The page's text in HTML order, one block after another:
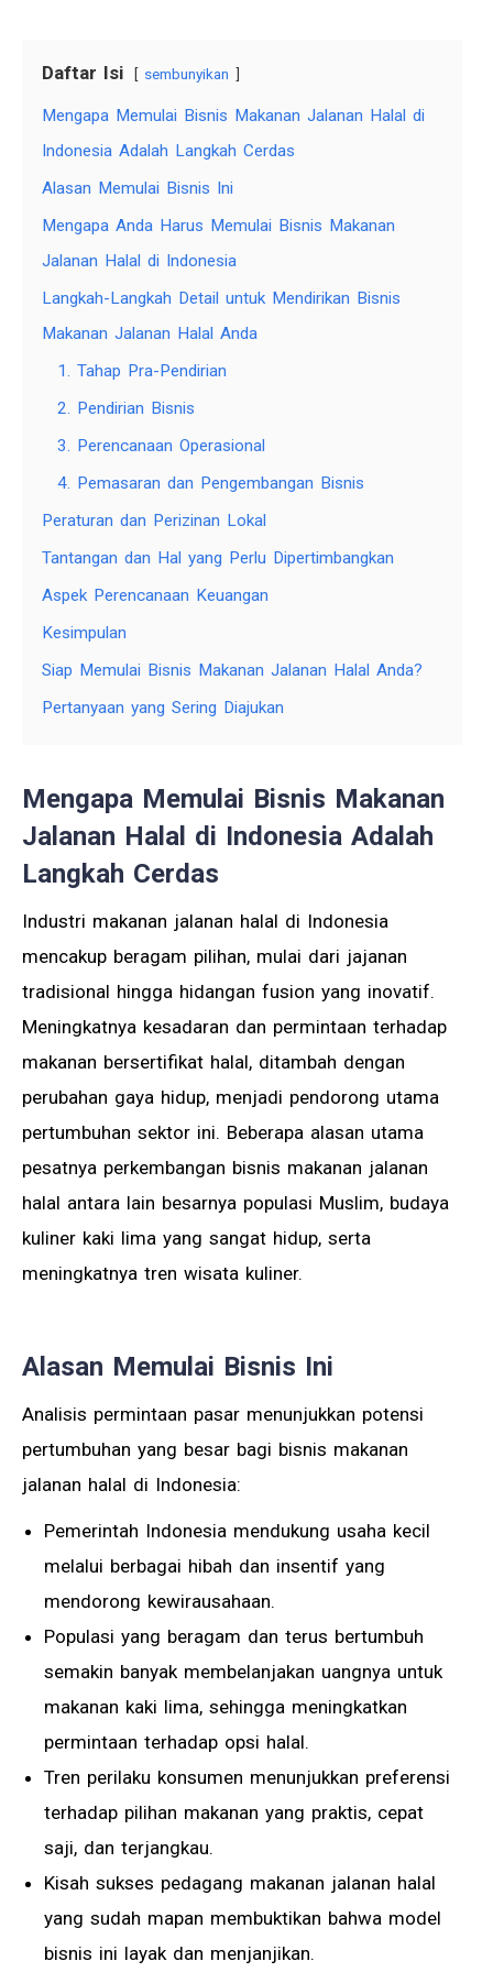
Daftar Isi sembunyikan
Mengapa Memulai Bisnis Makanan Jalanan Halal di
Indonesia Adalah Langkah Cerdas
Alasan Memulai Bisnis Ini
Mengapa Anda Harus Memulai Bisnis Makanan
Jalanan Halal di Indonesia
Langkah-Langkah Detail untuk Mendirikan Bisnis
Makanan Jalanan Halal Anda
1. Tahap Pra-Pendirian
2. Pendirian Bisnis
3. Perencanaan Operasional
4. Pemasaran dan Pengembangan Bisnis
Peraturan dan Perizinan Lokal
Tantangan dan Hal yang Perlu Dipertimbangkan
Aspek Perencanaan Keuangan
Kesimpulan
Siap Memulai Bisnis Makanan Jalanan Halal Anda?
Pertanyaan yang Sering Diajukan
Mengapa Memulai Bisnis Makanan
Jalanan Halal di Indonesia Adalah
Langkah Cerdas
Industri makanan jalanan halal di Indonesia
mencakup beragam pilihan, mulai dari jajanan
tradisional hingga hidangan fusion yang inovatif.
Meningkatnya kesadaran dan permintaan terhadap
makanan bersertifikat halal, ditambah dengan
perubahan gaya hidup, menjadi pendorong utama
pertumbuhan sektor ini. Beberapa alasan utama
pesatnya perkembangan bisnis makanan jalanan
halal antara lain besarnya populasi Muslim, budaya
kuliner kaki lima yang sangat hidup, serta
meningkatnya tren wisata kuliner.
Alasan Memulai Bisnis Ini
Analisis permintaan pasar menunjukkan potensi
pertumbuhan yang besar bagi bisnis makanan
jalanan halal di Indonesia:
Pemerintah Indonesia mendukung usaha kecil
melalui berbagai hibah dan insentif yang
mendorong kewirausahaan.
Populasi yang beragam dan terus bertumbuh
semakin banyak membelanjakan uangnya untuk
makanan kaki lima, sehingga meningkatkan
permintaan terhadap opsi halal.
Tren perilaku konsumen menunjukkan preferensi
terhadap pilihan makanan yang praktis, cepat
saji, dan terjangkau.
Kisah sukses pedagang makanan jalanan halal
yang sudah mapan membuktikan bahwa model
bisnis ini layak dan menjanjikan.